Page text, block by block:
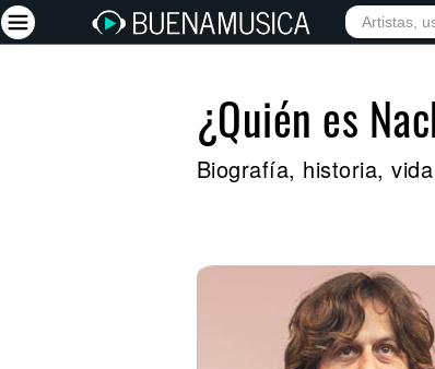
¿Quién es
Biografía, historia,